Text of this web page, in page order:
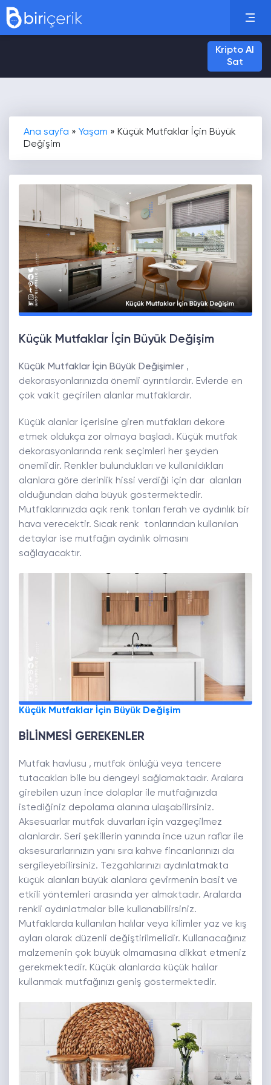
Kripto Al
Sat
Ana sayfa » Yaşam » Küçük Mutfaklar İçin Büyük
Değişim
Küçük Mutfaklar İçin Büyük Değişim
Küçük Mutfaklar İçin Büyük Değişimler ,
dekorasyonlarınızda önemli ayrıntılardır. Evlerde en
çok vakit geçirilen alanlar mutfaklardır.
Küçük alanlar içerisine giren mutfakları dekore
etmek oldukça zor olmaya başladı. Küçük mutfak
dekorasyonlarında renk seçimleri her şeyden
önemlidir. Renkler bulundukları ve kullanıldıkları
alanlara göre derinlik hissi verdiği için dar alanları
olduğundan daha büyük göstermektedir.
Mutfaklarınızda açık renk tonları ferah ve aydınlık bir
hava verecektir. Sıcak renk tonlarından kullanılan
detaylar ise mutfağın aydınlık olmasını
sağlayacaktır.
Küçük Mutfaklar İçin Büyük Değişim
BİLİNMESİ GEREKENLER
Mutfak havlusu , mutfak önlüğü veya tencere
tutacakları bile bu dengeyi sağlamaktadır. Aralara
girebilen uzun ince dolaplar ile mutfağınızda
istediğiniz depolama alanına ulaşabilirsiniz.
Aksesuarlar mutfak duvarları için vazgeçilmez
alanlardır. Seri şekillerin yanında ince uzun raflar ile
aksesurarlarınızın yanı sıra kahve fincanlarınızı da
sergileyebilirsiniz. Tezgahlarınızı aydınlatmakta
küçük alanları büyük alanlara çevirmenin basit ve
etkili yöntemleri arasında yer almaktadır. Aralarda
renkli aydınlatmalar bile kullanabilirsiniz.
Mutfaklarda kullanılan halılar veya kilimler yaz ve kış
ayları olarak düzenli değiştirilmelidir. Kullanacağınız
malzemenin çok büyük olmamasına dikkat etmeniz
gerekmektedir. Küçük alanlarda küçük halılar
kullanmak mutfağınızı geniş göstermektedir.